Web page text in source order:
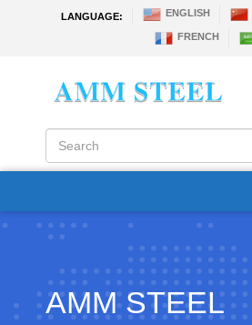
LANGUAGE: ENGLISH
FRENCH
AMM STEEL